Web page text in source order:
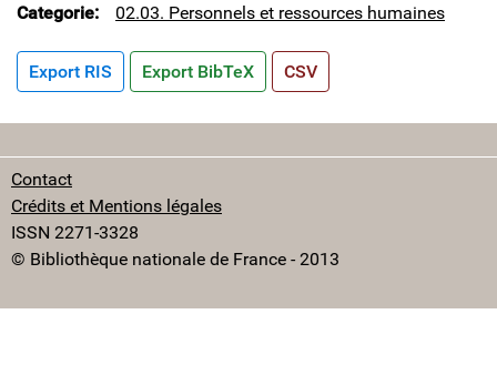
Categorie
02.03. Personnels et ressources humaines
Export RIS Export BibTeX CSV
Contact
Crédits et Mentions légales
ISSN 2271-3328
© Bibliothèque nationale de France - 2013